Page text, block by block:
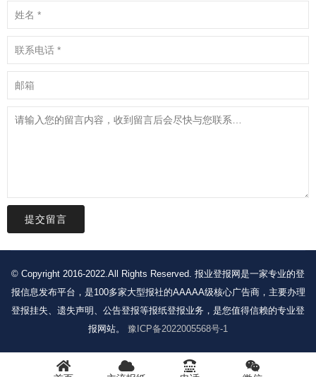
提交留言
© Copyright 2016-2022.All Rights Reserved. 报业登报网是一家专业的登
报信息发布平台，是100多家大型报社的AAAAA级核心广告商，主要办理
登报挂失、遗失声明、公告登报等报纸登报业务，是您值得信赖的专业登
报网站。 豫ICP备2022005568号-1